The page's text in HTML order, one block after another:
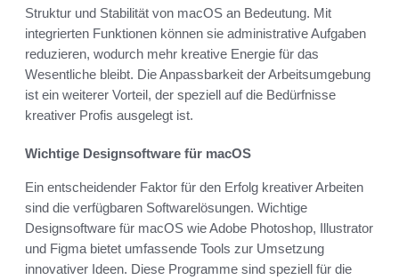
Struktur und Stabilität von macOS an Bedeutung. Mit
integrierten Funktionen können sie administrative Aufgaben
reduzieren, wodurch mehr kreative Energie für das
Wesentliche bleibt. Die Anpassbarkeit der Arbeitsumgebung
ist ein weiterer Vorteil, der speziell auf die Bedürfnisse
kreativer Profis ausgelegt ist.
Wichtige Designsoftware für macOS
Ein entscheidender Faktor für den Erfolg kreativer Arbeiten
sind die verfügbaren Softwarelösungen. Wichtige
Designsoftware für macOS wie Adobe Photoshop, Illustrator
und Figma bietet umfassende Tools zur Umsetzung
innovativer Ideen. Diese Programme sind speziell für die